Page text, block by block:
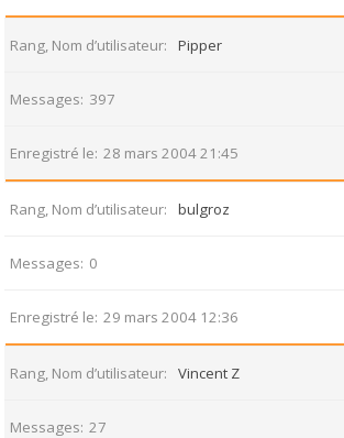
Rang, Nom d’utilisateur Pipper
Messages 397
Enregistré le 28 mars 2004 21:45
Rang, Nom d’utilisateur bulgroz
Messages 0
Enregistré le 29 mars 2004 12:36
Rang, Nom d’utilisateur Vincent Z
Messages 27